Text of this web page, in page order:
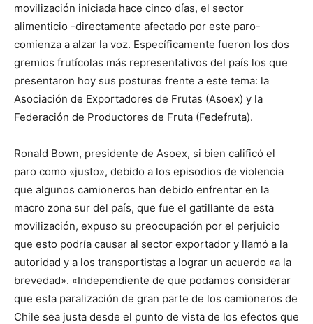
movilización iniciada hace cinco días, el sector
alimenticio -directamente afectado por este paro-
comienza a alzar la voz. Específicamente fueron los dos
gremios frutícolas más representativos del país los que
presentaron hoy sus posturas frente a este tema: la
Asociación de Exportadores de Frutas (Asoex) y la
Federación de Productores de Fruta (Fedefruta).
Ronald Bown, presidente de Asoex, si bien calificó el
paro como «justo», debido a los episodios de violencia
que algunos camioneros han debido enfrentar en la
macro zona sur del país, que fue el gatillante de esta
movilización, expuso su preocupación por el perjuicio
que esto podría causar al sector exportador y llamó a la
autoridad y a los transportistas a lograr un acuerdo «a la
brevedad». «Independiente de que podamos considerar
que esta paralización de gran parte de los camioneros de
Chile sea justa desde el punto de vista de los efectos que